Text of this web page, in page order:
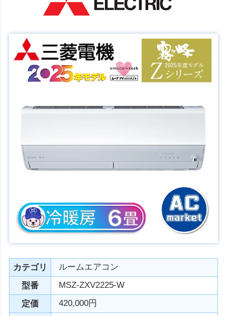
カテゴリ
ルームエアコン
型番
MSZ-ZXV2225-W
定価
420,000円